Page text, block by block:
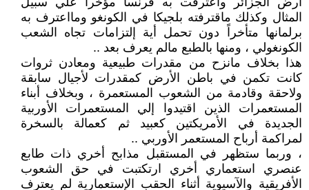
المثال وكذلك ماقترفته بلجيكا في الكونغو ومااعترف به
برلمانها متأخراً دون تحمل أية إلتزامات تجاه الشعب
الكونغولي ، ومنها بالطبع مالم يعرف بعد ..
هذا بخلاف مانزح من مقدرات طبيعية ومعادن ثروات
كانت تكمن في باطن الأرض كمقدرات لأجيال سابقة
ولاحقة وقادمة من الشعوب المستعمرة ، وبخلاف أبناء
المستعمرات الذين اقتيدوا إلي المستعمرات الأوربية
الجديدة في الأمريكتين كعبيد ثم كعمالة بالسخرة
لمراكمة أرباح المستعمر الأوربي ..
، وربما ستظهر في المستقبل مذابح أخري ذات طابع
عنصري استعماري أخري ارتكتبت في حق الشعوب
الأفريقية والآسيوية أثناء الحقب الإستعمارية لم يعترف